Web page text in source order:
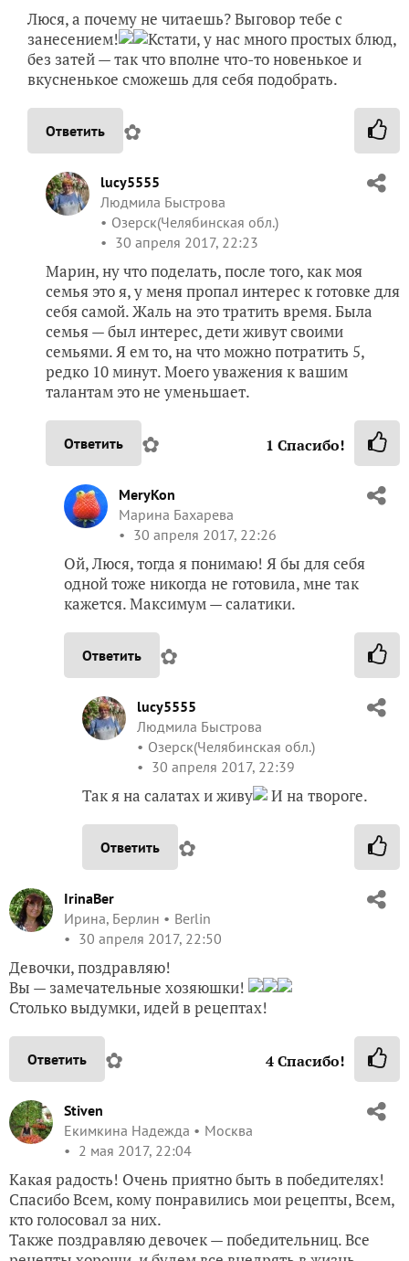
Люся, а почему не читаешь? Выговор тебе с
занесением!
Кстати, у нас много простых блюд,
без затей — так что вполне что-то новенькое и
вкусненькое сможешь для себя подобрать.
Ответить ✿
lucy5555
Людмила Быстрова
Озерск(Челябинская обл.)
30 апреля 2017, 22:23
Марин, ну что поделать, после того, как моя
семья это я, у меня пропал интерес к готовке для
себя самой. Жаль на это тратить время. Была
семья — был интерес, дети живут своими
семьями. Я ем то, на что можно потратить 5,
редко 10 минут. Моего уважения к вашим
талантам это не уменьшает.
Ответить ✿ 1 Спасибо!
MeryKon
Марина Бахарева
30 апреля 2017, 22:26
Ой, Люся, тогда я понимаю! Я бы для себя
одной тоже никогда не готовила, мне так
кажется. Максимум — салатики.
Ответить ✿
lucy5555
Людмила Быстрова
Озерск(Челябинская обл.)
30 апреля 2017, 22:39
Так я на салатах и живу И на твороге.
Ответить ✿
IrinaBer
Ирина, Берлин
Berlin
30 апреля 2017, 22:50
Девочки, поздравляю!
Вы — замечательные хозяюшки!
Столько выдумки, идей в рецептах!
Ответить ✿ 4Спасибо!
Stiven
Екимкина Надежда
Москва
2 мая 2017, 22:04
Какая радость! Очень приятно быть в победителях!
Спасибо Всем, кому понравились мои рецепты, Всем,
кто голосовал за них.
Также поздравляю девочек — победительниц. Все